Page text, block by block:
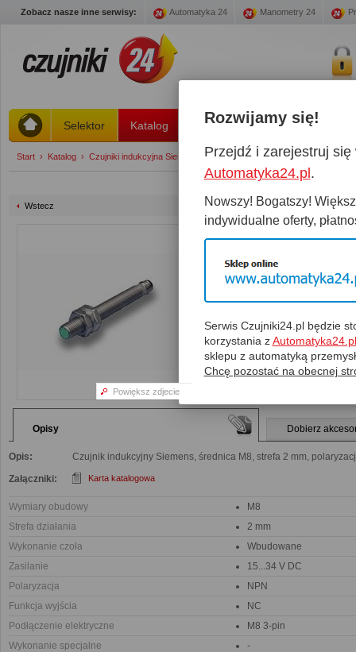
Zobacz nasze inne serwisy: Automatyka 24 Manometry 24
Selektor Katalog Stany magazynowe
Start › Katalog › Czujniki indukcyjna Siemens strefa 1 ... 2 mm ›3RG4111-7GA33
Wstecz
Powiększ zdjecie
3RG4111-7GA33
Czujnik:
3RG4111-7GA33
Kabel:
Magazyn: 0 Szt.
Opisy Dobierz
Opis:
Czujnik indukcyjny Siemens, średnica M8, strefa 2 mm,
Załączniki:
Karta katalogowa
Wymiary obudowy
M8
Strefa działania
2 mm
Wykonanie czoła
Wbudowane
Zasilanie
15...34 V DC
Polaryzacja
NPN
Funkcja wyjścia
NC
Podłączenie elektryczne
M8 3-pin
Wykonanie specjalne
-
Rozwijamy się!
Przejdź i zarejestruj się
Automatyka24.pl .
Nowszy! Bogatszy!
indywidualne oferty,
Serwis Czujniki24.pl będzie
korzystania zAutomatyka24.pl
sklepu z automatyką
Chcę pozostać na obecnej